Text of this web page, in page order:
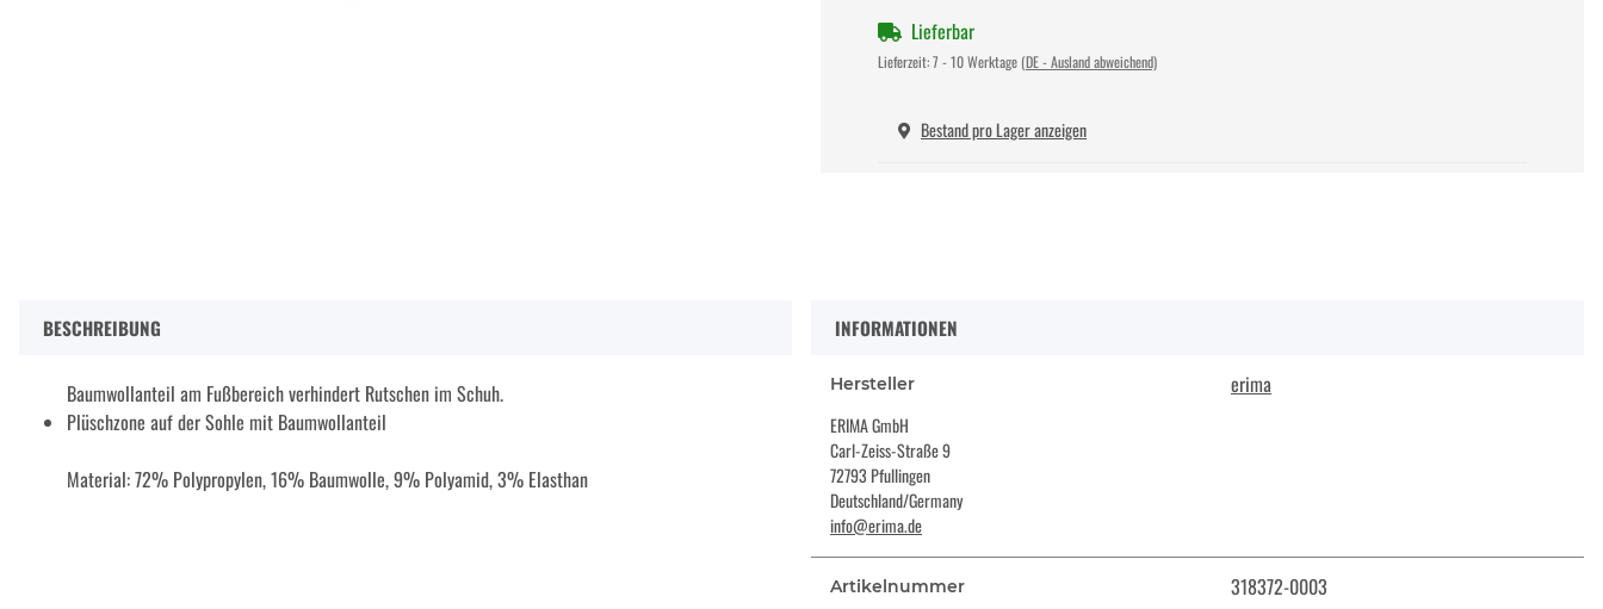
Lieferbar
Lieferzeit:7 - 10 Werktage (DE - Ausland abweichend)
Bestand pro Lager anzeigen
BESCHREIBUNG
Baumwollanteil am Fußbereich verhindert Rutschen im Schuh.
Plüschzone auf der Sohle mit Baumwollanteil
Material: 72% Polypropylen, 16% Baumwolle, 9% Polyamid, 3% Elasthan
INFORMATIONEN
Hersteller erima
ERIMA GmbH
Carl-Zeiss-Straße 9
72793 Pfullingen
Deutschland/Germany
info@erima.de
Artikelnummer 318372-0003